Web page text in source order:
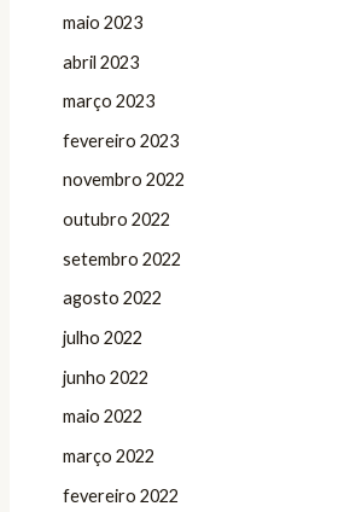
maio 2023
abril 2023
março 2023
fevereiro 2023
novembro 2022
outubro 2022
setembro 2022
agosto 2022
julho 2022
junho 2022
maio 2022
março 2022
fevereiro 2022